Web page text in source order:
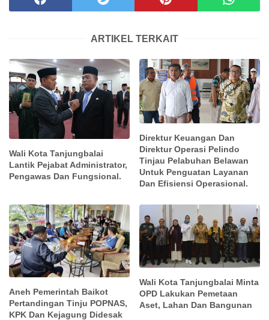
ARTIKEL TERKAIT
Wali Kota Tanjungbalai
Lantik Pejabat Administrator,
Pengawas Dan Fungsional.
Direktur Keuangan Dan
Direktur Operasi Pelindo
Tinjau Pelabuhan Belawan
Untuk Penguatan Layanan
Dan Efisiensi Operasional.
Aneh Pemerintah Baikot
Pertandingan Tinju POPNAS,
KPK Dan Kejagung Didesak
Wali Kota Tanjungbalai Minta
OPD Lakukan Pemetaan
Aset, Lahan Dan Bangunan